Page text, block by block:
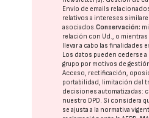
Envío de emails
relativos a intereses
asociados.Conservación:
relación con Ud., o mientras
llevar a cabo las finalidades
Los datos pueden cederse a
grupo por motivos de
Acceso, rectificación,
portabilidad, limitación del
decisiones automatizadas:
nuestro DPD. Si considera
se ajusta a la normativa